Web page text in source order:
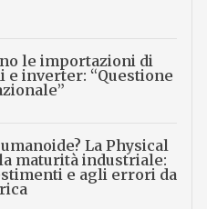
le importazioni di
e inverter: “Questione
La Physical
maturità industriale:
e agli errori da